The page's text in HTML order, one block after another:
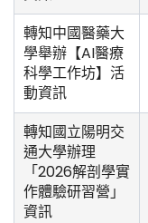
轉知中國醫藥大
學舉辦【AI醫療
科學工作坊】活
動資訊
轉知國立陽明交
通大學辦理
「2026解剖學實
作體驗研習營」
資訊